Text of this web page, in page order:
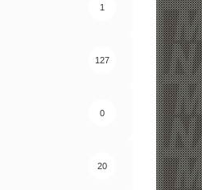
1
127
0
20